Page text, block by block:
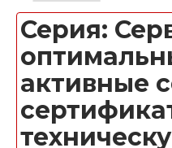
Серия:
активные